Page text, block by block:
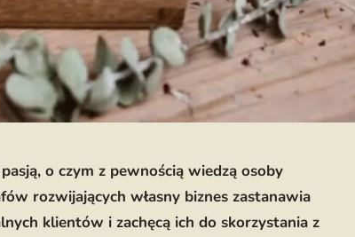
o czym z pewnością wiedzą osoby
rozwijających własny biznes zastanawia
klientów i zachęcą ich do skorzystania z